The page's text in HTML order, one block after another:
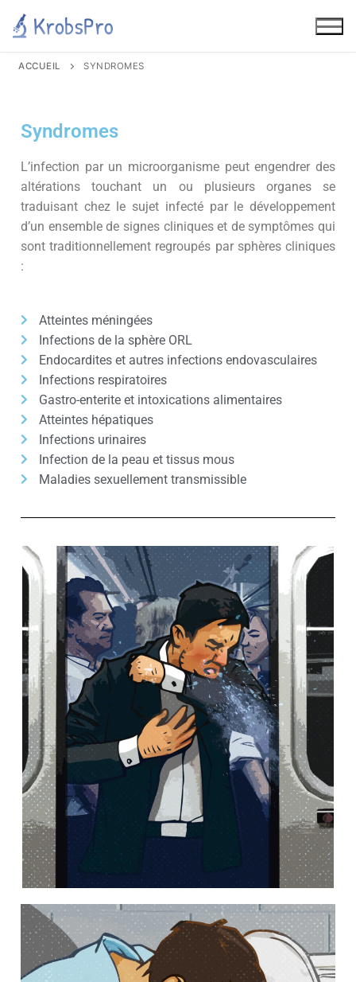
ACCUEIL SYNDROMES
Syndromes
L’infection par un microorganisme peut engendrer des
altérations touchant un ou plusieurs organes se
traduisant chez le sujet infecté par le développement
d’un ensemble de signes cliniques et de symptômes qui
sont traditionnellement regroupés par sphères cliniques
:
Atteintes méningées
Infections de la sphère ORL
Endocardites et autres infections endovasculaires
Infections respiratoires
Gastro-enterite et intoxications alimentaires
Atteintes hépatiques
Infections urinaires
Infection de la peau et tissus mous
Maladies sexuellement transmissible